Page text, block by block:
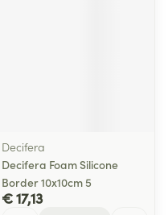
Decifera
Decifera Foam Silicone
Border 10x10cm 5
€ 17,13